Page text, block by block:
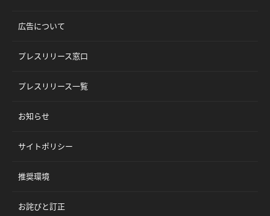
広告について
プレスリリース窓口
プレスリリース一覧
お知らせ
サイトポリシー
推奨環境
お詫びと訂正